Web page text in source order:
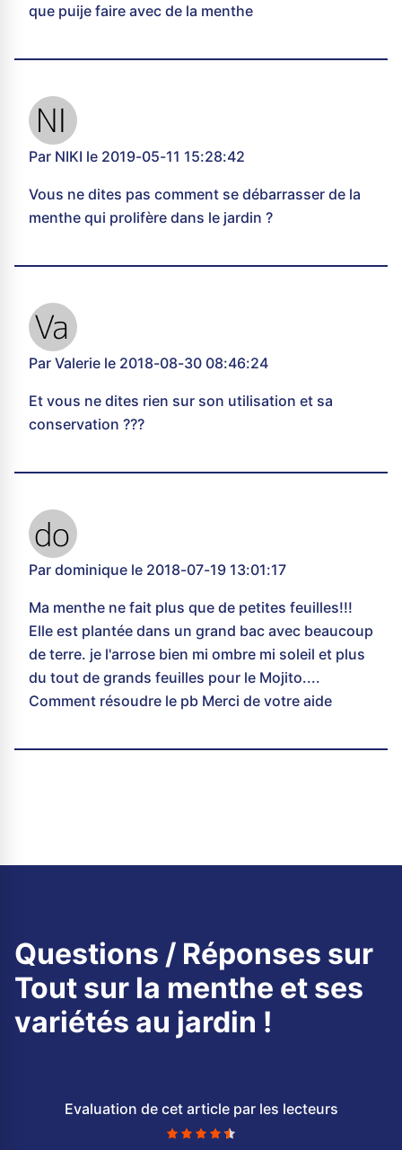
que puije faire avec de la menthe
Par NIKI le 2019-05-11 15:28:42
Vous ne dites pas comment se débarrasser de la
menthe qui prolifère dans le jardin ?
Par Valerie le 2018-08-30 08:46:24
Et vous ne dites rien sur son utilisation et sa
conservation ???
Par dominique le 2018-07-19 13:01:17
Ma menthe ne fait plus que de petites feuilles!!!
Elle est plantée dans un grand bac avec beaucoup
de terre. je l'arrose bien mi ombre mi soleil et plus
du tout de grands feuilles pour le Mojito....
Comment résoudre le pb Merci de votre aide
Questions / Réponses sur
Tout sur la menthe et ses
variétés au jardin !
Evaluation de cet article par les lecteurs